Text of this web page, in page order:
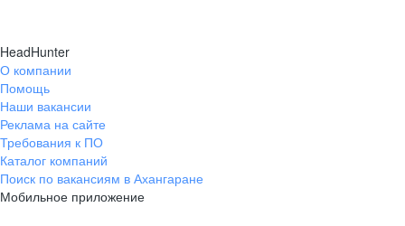
HeadHunter
О компании
Помощь
Наши вакансии
Реклама на сайте
Требования к ПО
Каталог компаний
Поиск по вакансиям в Ахангаране
Мобильное приложение